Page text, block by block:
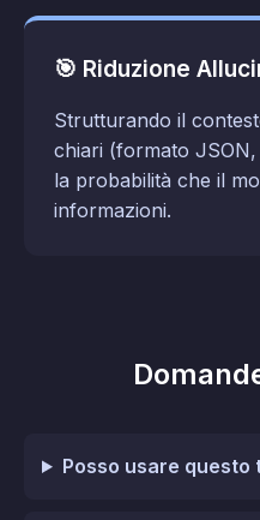
🎯 Riduzione
Strutturando il
chiari (formato
la probabilità che il
informazioni.
Posso usare questo